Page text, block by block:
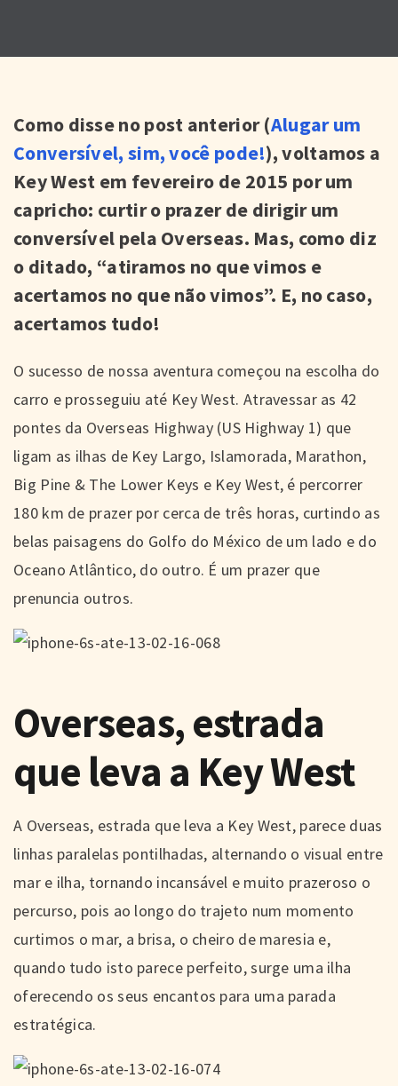
Como disse no post anterior (Alugar um
Conversível, sim, você pode!), voltamos a
Key West em fevereiro de 2015 por um
capricho: curtir o prazer de dirigir um
conversível pela Overseas. Mas, como diz
o ditado, “atiramos no que vimos e
acertamos no que não vimos”. E, no caso,
acertamos tudo!
O sucesso de nossa aventura começou na escolha do
carro e prosseguiu até Key West. Atravessar as 42
pontes da Overseas Highway (US Highway 1) que
ligam as ilhas de Key Largo, Islamorada, Marathon,
Big Pine & The Lower Keys e Key West, é percorrer
180 km de prazer por cerca de três horas, curtindo as
belas paisagens do Golfo do México de um lado e do
Oceano Atlântico, do outro. É um prazer que
prenuncia outros.
Overseas, estrada
que leva a Key West
A Overseas, estrada que leva a Key West, parece duas
linhas paralelas pontilhadas, alternando o visual entre
mar e ilha, tornando incansável e muito prazeroso o
percurso, pois ao longo do trajeto num momento
curtimos o mar, a brisa, o cheiro de maresia e,
quando tudo isto parece perfeito, surge uma ilha
oferecendo os seus encantos para uma parada
estratégica.